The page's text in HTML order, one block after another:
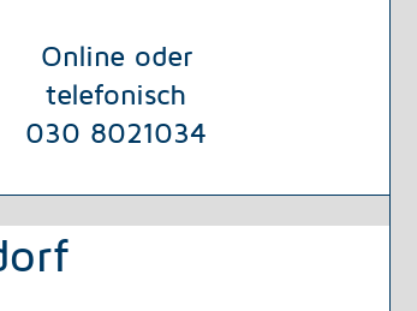
Online oder
telefonisch
030 8021034